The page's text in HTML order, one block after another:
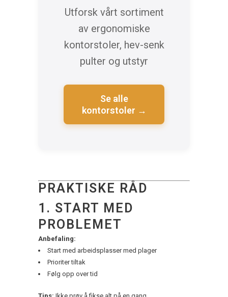
Utforsk vårt sortiment
av ergonomiske
kontorstoler, hev-senk
pulter og utstyr
Se alle
kontorstoler →
PRAKTISKE RÅD
1. START MED
PROBLEMET
Anbefaling:
Start med arbeidsplasser med plager
Prioriter tiltak
Følg opp over tid
Tips: Ikke prøv å fikse alt på en gang.